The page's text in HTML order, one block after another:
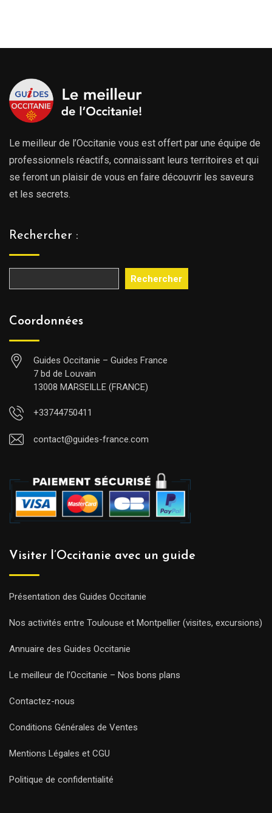
Le meilleur de l’Occitanie vous est offert par une équipe de
professionnels réactifs, connaissant leurs territoires et qui
se feront un plaisir de vous en faire découvrir les saveurs
et les secrets.
Rechercher :
Rechercher
Coordonnées
Guides Occitanie – Guides France
7 bd de Louvain
13008 MARSEILLE (FRANCE)
+33744750411
contact@guides-france.com
Visiter l’Occitanie avec un guide
Présentation des Guides Occitanie
Nos activités entre Toulouse et Montpellier (visites, excursions)
Annuaire des Guides Occitanie
Le meilleur de l’Occitanie – Nos bons plans
Contactez-nous
Conditions Générales de Ventes
Mentions Légales et CGU
Politique de confidentialité